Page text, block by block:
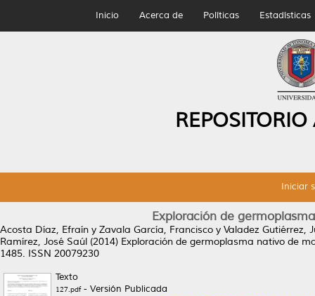
Inicio Acerca de Políticas Estadísticas
Iniciar
Exploración de
Acosta Díaz, Efraín y Zavala García, Francisco y Valadez Gutiérrez,
Ramírez, José Saúl (2014) Exploración de germoplasma nativo de
1485. ISSN 20079230
Texto
127.pdf- Versión Publicada